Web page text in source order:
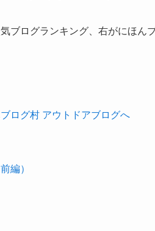
ブログランキング、右がにほん
編）